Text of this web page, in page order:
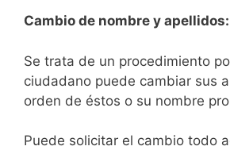
Cambio de nombre y apellidos:
Se trata de un procedimiento
ciudadano puede cambiar sus
orden de éstos o su nombre
Puede solicitar el cambio todo